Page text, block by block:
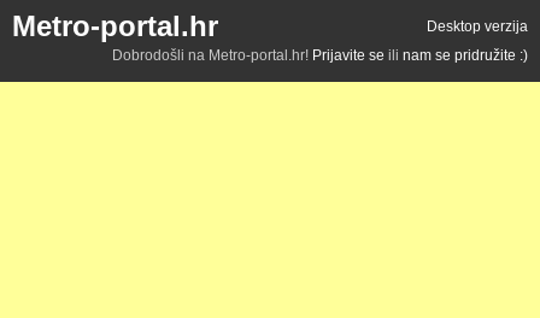
Metro-portal.hr
Desktop verzija
Dobrodošli na Metro-portal.hr! Prijavite se ili nam se pridružite :)